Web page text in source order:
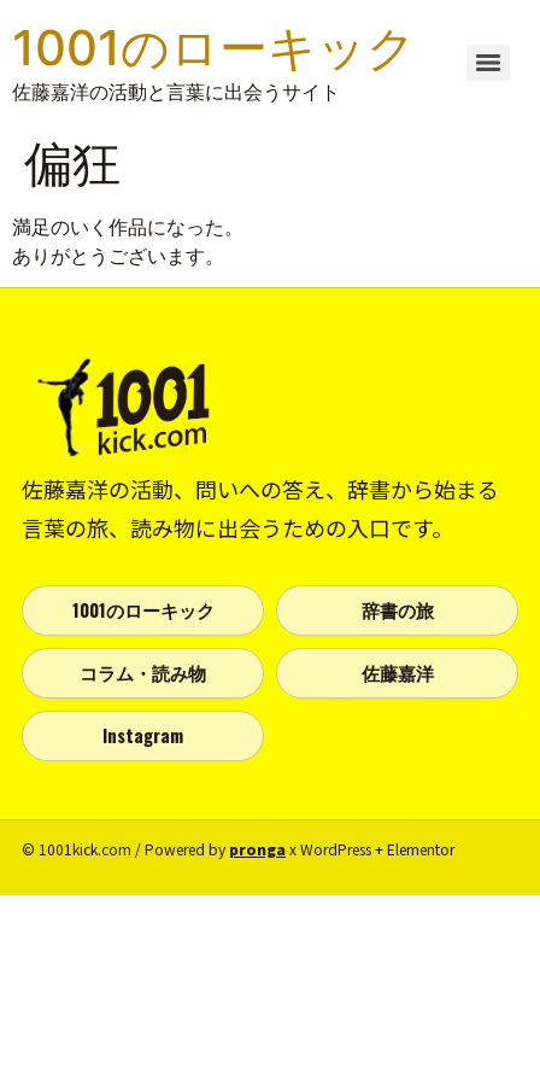
1001のローキック
佐藤嘉洋の活動と言葉に出会うサイト
偏狂
満足のいく作品になった。
ありがとうございます。
佐藤嘉洋の活動、問いへの答え、辞書から始まる
言葉の旅、読み物に出会うための入口です。
1001のローキック 辞書の旅
コラム・読み物 佐藤嘉洋
Instagram
© 1001kick.com / Powered by prongax WordPress + Elementor